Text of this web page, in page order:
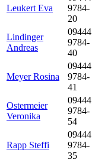
Leukert Eva
9784-
20
Lindinger
Andreas
09444
9784-
40
Meyer Rosina
09444
9784-
41
Ostermeier
Veronika
09444
9784-
54
Rapp Steffi
09444
9784-
35